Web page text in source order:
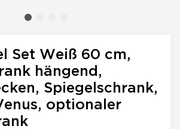
Set Weiß 60 cm,
hängend,
Spiegelschrank,
optionaler